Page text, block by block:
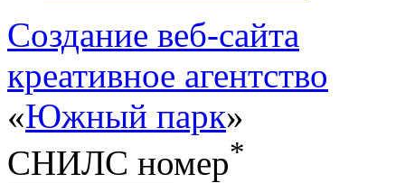
Cоздание веб-сайта
креативное агентство
«Южный парк»
СНИЛС номер*